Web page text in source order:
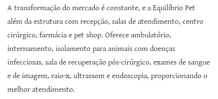
A transformação do mercado é constante, e a Equilíbrio Pet
além da estrutura com recepção, salas de atendimento, centro
cirúrgico, farmácia e pet shop. Oferece ambulatório,
internamento, isolamento para animais com doenças
infecciosas, sala de recuperação pós-cirúrgico, exames de sangue
e de imagem, raio-x, ultrassom e endoscopia, proporcionando o
melhor atendimento.